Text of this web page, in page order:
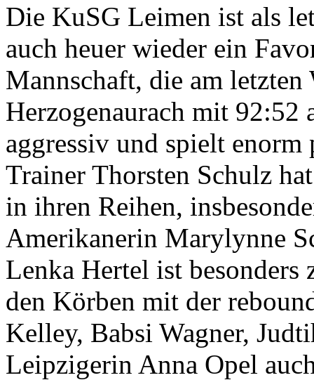
Die KuSG Leimen ist als
auch heuer wieder ein
Mannschaft, die am letzten
Herzogenaurach mit 92:52
aggressiv und spielt
Trainer Thorsten Schulz
in ihren Reihen,
Amerikanerin Marylynne
Lenka Hertel ist besonders
den Körben mit der
Kelley, Babsi Wagner,
Leipzigerin Anna Opel